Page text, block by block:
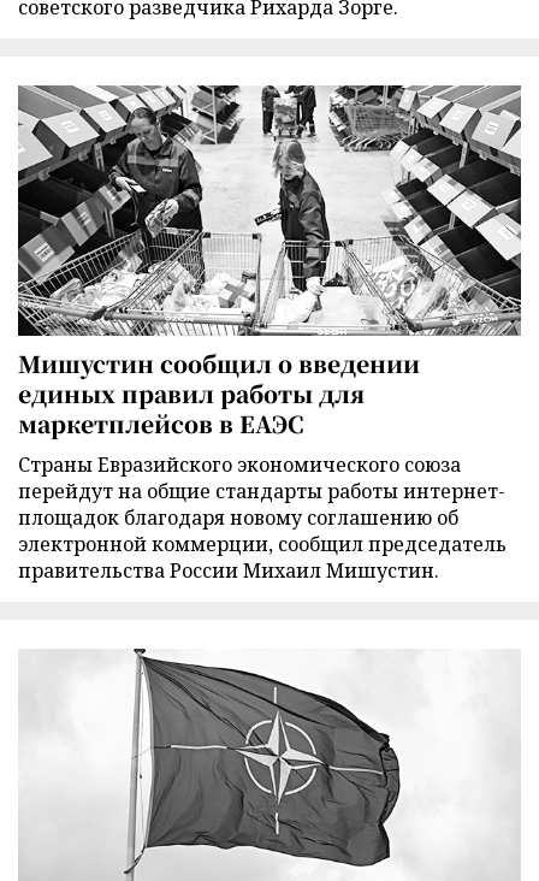
советского разведчика Рихарда Зорге.
Мишустин сообщил о введении
единых правил работы для
маркетплейсов в ЕАЭС
Страны Евразийского экономического союза
перейдут на общие стандарты работы интернет-
площадок благодаря новому соглашению об
электронной коммерции, сообщил председатель
правительства России Михаил Мишустин.